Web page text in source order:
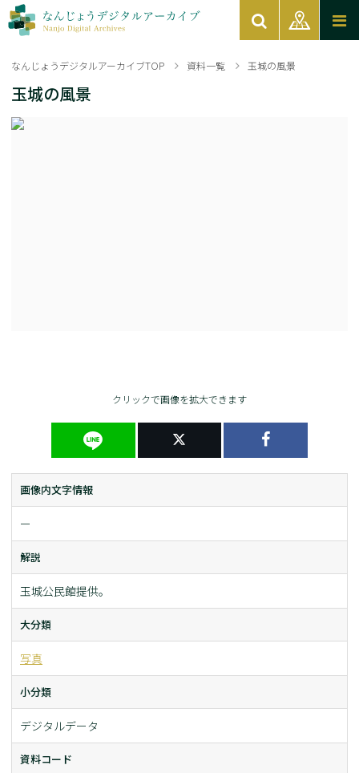
なんじょうデジタルアーカイブTOP 資料一覧 玉城の風景
玉城の風景
クリックで画像を拡大できます
画像内文字情報
ー
解説
玉城公民館提供。
大分類
写真
小分類
デジタルデータ
資料コード